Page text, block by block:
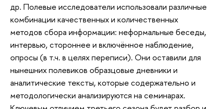
др. Полевые исследователи использовали различные
комбинации качественных и количественных
методов сбора информации: неформальные беседы,
интервью, стороннее и включённое наблюдение,
опросы (в т.ч. в целях переписи). Они оставили для
нынешних полевиков образцовые дневники и
аналитические тексты, которые содержательно и
методологически анализируются на семинарах.